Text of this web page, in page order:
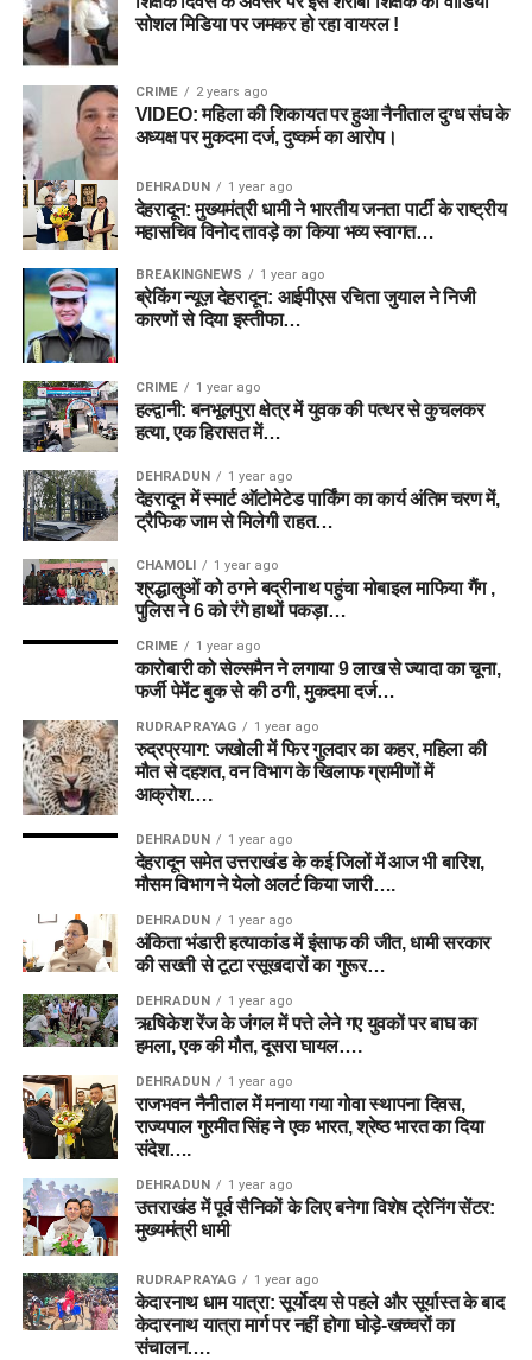
सोशल मिडिया पर जमकर हो रहा वायरल !
CRIME 2 years ago
VIDEO: महिला की शिकायत पर हुआ नैनीताल दुग्ध संघ के
अध्यक्ष पर मुकदमा दर्ज, दुष्कर्म का आरोप।
DEHRADUN 1 year ago
देहरादून: मुख्यमंत्री धामी ने भारतीय जनता पार्टी के राष्ट्रीय
महासचिव विनोद तावड़े का किया भव्य स्वागत…
BREAKINGNEWS 1 year ago
ब्रेकिंग न्यूज़ देहरादून: आईपीएस रचिता जुयाल ने निजी
कारणों से दिया इस्तीफा…
CRIME 1 year ago
हल्द्वानी: बनभूलपुरा क्षेत्र में युवक की पत्थर से कुचलकर
हत्या, एक हिरासत में…
DEHRADUN 1 year ago
देहरादून में स्मार्ट ऑटोमेटेड पार्किंग का कार्य अंतिम चरण में,
ट्रैफिक जाम से मिलेगी राहत…
CHAMOLI 1 year ago
श्रद्धालुओं को ठगने बद्रीनाथ पहुंचा मोबाइल माफिया गैंग ,
पुलिस ने 6 को रंगे हाथों पकड़ा…
CRIME 1 year ago
कारोबारी को सेल्समैन ने लगाया 9 लाख से ज्यादा का चूना,
फर्जी पेमेंट बुक से की ठगी, मुकदमा दर्ज…
RUDRAPRAYAG 1 year ago
रुद्रप्रयाग: जखोली में फिर गुलदार का कहर, महिला की
मौत से दहशत, वन विभाग के खिलाफ ग्रामीणों में
आक्रोश….
DEHRADUN 1 year ago
देहरादून समेत उत्तराखंड के कई जिलों में आज भी बारिश,
मौसम विभाग ने येलो अलर्ट किया जारी….
DEHRADUN 1 year ago
अंकिता भंडारी हत्याकांड में इंसाफ की जीत, धामी सरकार
की सख्ती से टूटा रसूखदारों का गुरूर…
DEHRADUN 1 year ago
ऋषिकेश रेंज के जंगल में पत्ते लेने गए युवकों पर बाघ का
हमला, एक की मौत, दूसरा घायल….
DEHRADUN 1 year ago
राजभवन नैनीताल में मनाया गया गोवा स्थापना दिवस,
राज्यपाल गुरमीत सिंह ने एक भारत, श्रेष्ठ भारत का दिया
संदेश….
DEHRADUN 1 year ago
उत्तराखंड में पूर्व सैनिकों के लिए बनेगा विशेष ट्रेनिंग सेंटर:
मुख्यमंत्री धामी
RUDRAPRAYAG 1 year ago
केदारनाथ धाम यात्रा: सूर्योदय से पहले और सूर्यास्त के बाद
केदारनाथ यात्रा मार्ग पर नहीं होगा घोड़े-खच्चरों का
संचालन….